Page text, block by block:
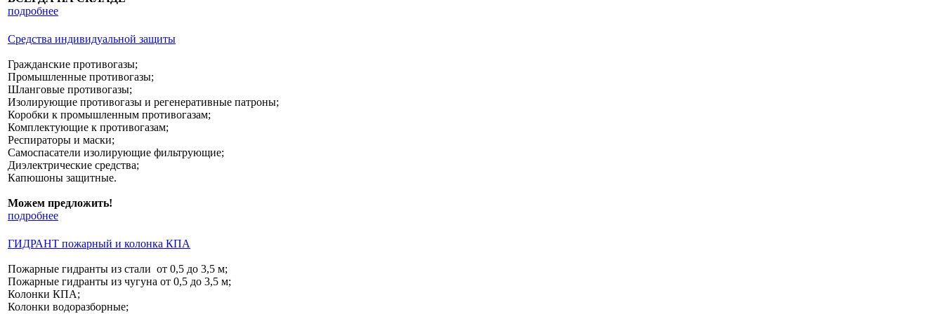
подробнее
Средства индивидуальной защиты
Гражданские противогазы;
Промышленные противогазы;
Шланговые противогазы;
Изолирующие противогазы и регенеративные патроны;
Коробки к промышленным противогазам;
Комплектующие к противогазам;
Респираторы и маски;
Самоспасатели изолирующие фильтрующие;
Диэлектрические средства;
Капюшоны защитные.
Можем предложить!
подробнее
ГИДРАНТ пожарный и колонка КПА
Пожарные гидранты из стали от 0,5 до 3,5 м;
Пожарные гидранты из чугуна от 0,5 до 3,5 м;
Колонки КПА;
Колонки водоразборные;